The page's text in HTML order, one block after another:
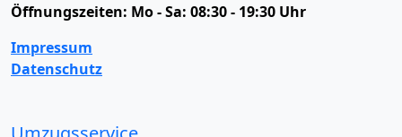
Öffnungszeiten: Mo - Sa: 08:30 - 19:30 Uhr
Impressum
Datenschutz